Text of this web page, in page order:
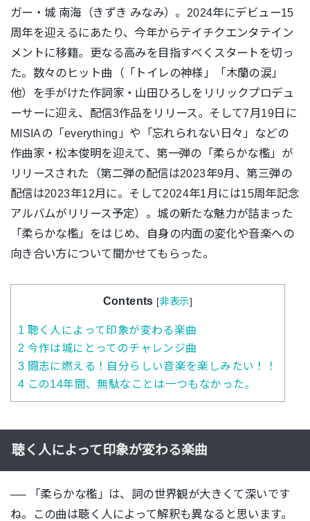
ガー・城 南海（きずき みなみ）。2024年にデビュー15
周年を迎えるにあたり、今年からテイチクエンタテイン
メントに移籍。更なる高みを目指すべくスタートを切っ
た。数々のヒット曲（「トイレの神様」「木蘭の涙」
他）を手がけた作詞家・山田ひろしをリリックプロデュ
ーサーに迎え、配信3作品をリリース。そして7月19日に
MISIAの「everything」や「忘れられない日々」などの
作曲家・松本俊明を迎えて、第一弾の「柔らかな檻」が
リリースされた（第二弾の配信は2023年9月、第三弾の
配信は2023年12月に。そして2024年1月には15周年記念
アルバムがリリース予定）。城の新たな魅力が詰まった
「柔らかな檻」をはじめ、自身の内面の変化や音楽への
向き合い方について聞かせてもらった。
Contents [非表示]
1 聴く人によって印象が変わる楽曲
2 今作は城にとってのチャレンジ曲
3 闘志に燃える！自分らしい音楽を楽しみたい！！
4 この14年間、無駄なことは一つもなかった。
聴く人によって印象が変わる楽曲
── 「柔らかな檻」は、詞の世界観が大きくて深いです
ね。この曲は聴く人によって解釈も異なると思います。